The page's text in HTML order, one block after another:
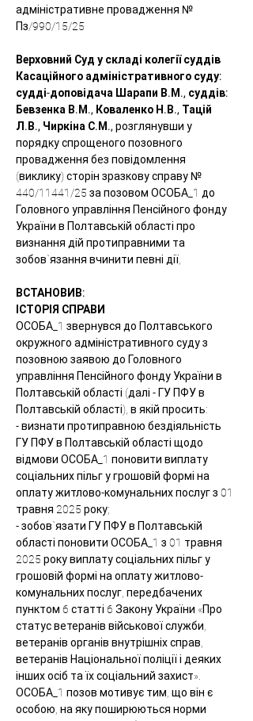
адміністративне провадження №
Пз/990/15/25
Верховний Суд у складі колегії суддів
Касаційного адміністративного суду:
судді-доповідача Шарапи В.М., суддів:
Бевзенка В.М., Коваленко Н.В., Тацій
Л.В., Чиркіна С.М., розглянувши у
порядку спрощеного позовного
провадження без повідомлення
(виклику) сторін зразкову справу №
440/11441/25 за позовом ОСОБА_1 до
Головного управління Пенсійного фонду
України в Полтавській області про
визнання дій протиправними та
зобов`язання вчинити певні дії,
ВСТАНОВИВ:
ІСТОРІЯ СПРАВИ
ОСОБА_1 звернувся до Полтавського
окружного адміністративного суду з
позовною заявою до Головного
управління Пенсійного фонду України в
Полтавській області (далі - ГУ ПФУ в
Полтавській області), в якій просить:
- визнати протиправною бездіяльність
ГУ ПФУ в Полтавській області щодо
відмови ОСОБА_1 поновити виплату
соціальних пільг у грошовій формі на
оплату житлово-комунальних послуг з 01
травня 2025 року;
- зобов`язати ГУ ПФУ в Полтавській
області поновити ОСОБА_1 з 01 травня
2025 року виплату соціальних пільг у
грошовій формі на оплату житлово-
комунальних послуг, передбачених
пунктом 6 статті 6 Закону України «Про
статус ветеранів військової служби,
ветеранів органів внутрішніх справ,
ветеранів Національної поліції і деяких
інших осіб та їх соціальний захист».
ОСОБА_1 позов мотивує тим, що він є
особою, на яку поширюються норми